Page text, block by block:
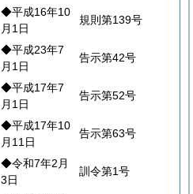
◆平成16年10
月1日
規則第139号
◆平成23年7
月1日
告示第42号
◆平成17年7
月1日
告示第52号
◆平成17年10
月11日
告示第63号
◆令和7年2月
3日
訓令第1号